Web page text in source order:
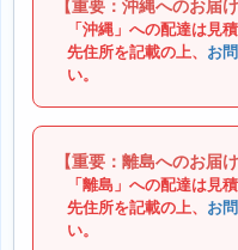
【重要：沖縄へのお届け
「沖縄」への配達は見
先住所を記載の上、 お
い。
【重要：離島へのお届け
「離島」への配達は見
先住所を記載の上、 お
い。